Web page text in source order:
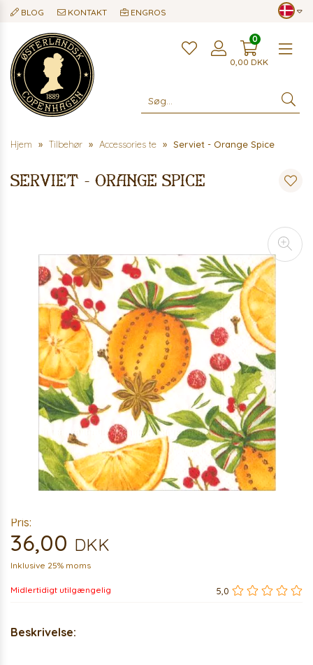
BLOG KONTAKT ENGROS
0,00 DKK
0
Hjem Tilbehør Accessories te Serviet - Orange Spice
Serviet - Orange Spice
Pris:
36,00 DKK
Inklusive 25% moms
Midlertidigt utilgængelig 5,0
Beskrivelse: